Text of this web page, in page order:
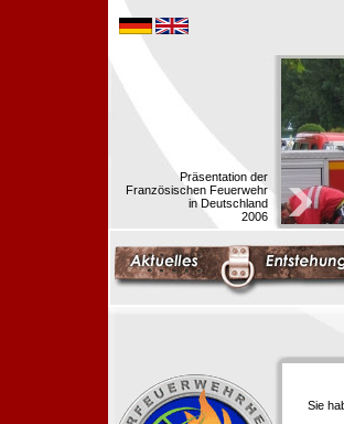
Präsentation der
Französischen Feuerwehr
in Deutschland
2006
Sie